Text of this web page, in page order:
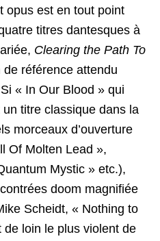
opus est en tout point
titres dantesques à
Clearing the Path To
référence attendu
« In Our Blood » qui
titre classique dans la
morceaux d’ouverture
Of Molten Lead »,
Mystic » etc.),
doom magnifiée
Scheidt, « Nothing to
loin le plus violent de